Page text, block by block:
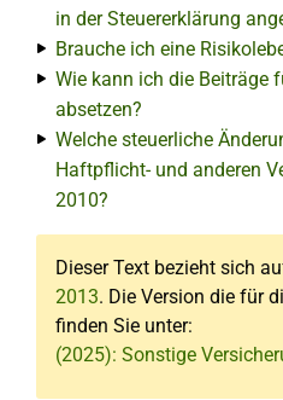
in der Steuererklärung
Brauche ich eine
Wie kann ich die Beiträge
absetzen?
Welche steuerliche
Haftpflicht- und anderen
2010?
Dieser Text bezieht sich
2013. Die Version die für
finden Sie unter:
(2025): Sonstige